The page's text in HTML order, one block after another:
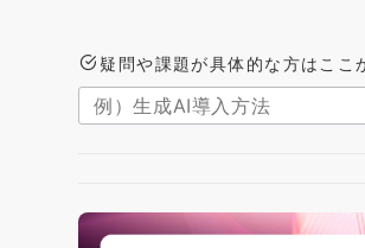
疑問や課題が具体的な方はここ